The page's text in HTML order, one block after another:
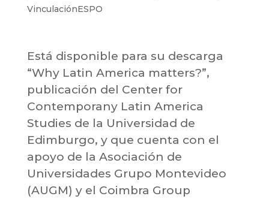
VinculaciónESPO
Está disponible para su descarga
“Why Latin America matters?”,
publicación del Center for
Contemporany Latin America
Studies de la Universidad de
Edimburgo, y que cuenta con el
apoyo de la Asociación de
Universidades Grupo Montevideo
(AUGM) y el Coimbra Group